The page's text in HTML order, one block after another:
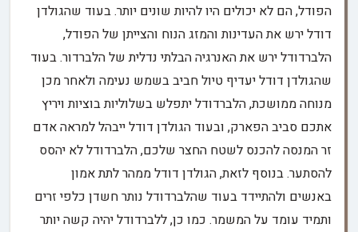
הפודל, הם לא יכולים היו להיות שונים יותר. בעוד שהגולדן
דודל ירש את העדינות והמזג הנוח והצייתן של הפודל,
הלברדודל ירש את האנרגיה הבלתי נדלית של הלברדור. בעוד
שהגולדן דודל יעדיף טיול חביב בשמש נעימה ולאחר מכן
מנוחה ממושכת, הלברדודל יתפלש בשלוליות בוציות ויריץ
אתכם סביב הפארק, ובעוד הגולדן דודל ייבהל למראה אדם
זר המנסה להכנס לשטח החצר שלכם, הלברדודל לא יהסס
להסתער. בנוסף לזאת, הגולדן דודל ממהר לתת אמון
באנשים ולהתיידד בעוד שהלברדודל נותר חשדן כלפי זרים
ותמיד עומד על המשמר. כמו כן, ללברדודל יהיה קשה יותר